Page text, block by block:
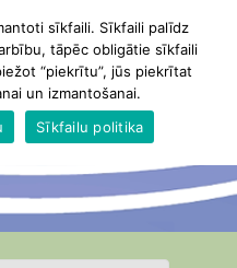
sīkfaili. Sīkfaili palīdz
tāpēc obligātie sīkfaili
“piekrītu”, jūs piekrītat
un izmantošanai.
Sīkfailu politika